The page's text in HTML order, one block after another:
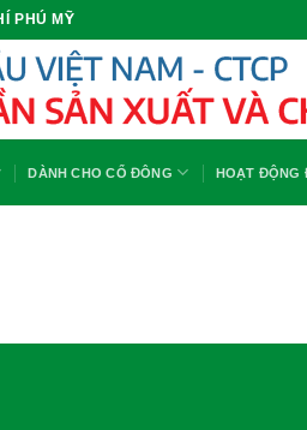
PHÚ MỸ
DÀNH CHO CỔ ĐÔNG HOẠT ĐỘNG